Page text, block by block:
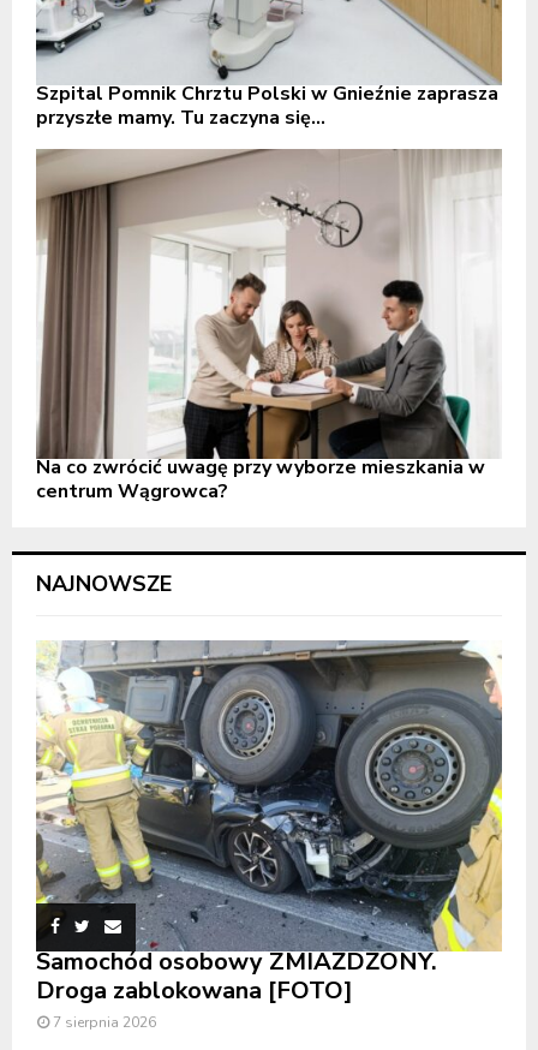
Szpital Pomnik Chrztu Polski w Gnieźnie zaprasza
przyszłe mamy. Tu zaczyna się...
Na co zwrócić uwagę przy wyborze mieszkania w
centrum Wągrowca?
NAJNOWSZE
Samochód osobowy ZMIAŻDŻONY.
Droga zablokowana [FOTO]
7 sierpnia 2026